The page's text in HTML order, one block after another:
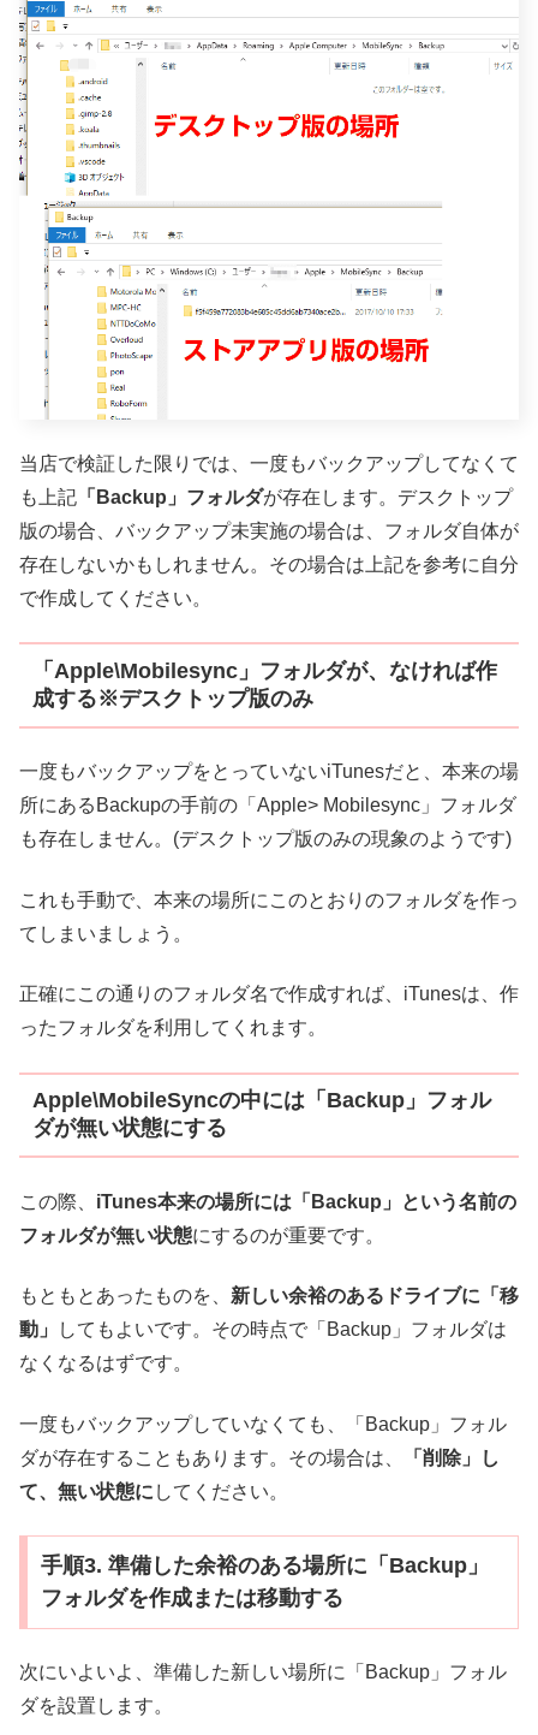
当店で検証した限りでは、一度もバックアップしてなくて
も上記 「Backup」フォルダが存在します。デスクトップ
版の場合、バックアップ未実施の場合は、フォルダ自体が
存在しないかもしれません。その場合は上記を参考に自分
で作成してください。
「Apple\Mobilesync」フォルダが、なければ作
成する※デスクトップ版のみ
一度もバックアップをとっていないiTunesだと、本来の場
所にあるBackupの手前の「Apple> Mobilesync」フォルダ
も存在しません。(デスクトップ版のみの現象のようです)
これも手動で、本来の場所にこのとおりのフォルダを作っ
てしまいましょう。
正確にこの通りのフォルダ名で作成すれば、iTunesは、作
ったフォルダを利用してくれます。
Apple\MobileSyncの中には「Backup」フォル
ダが無い状態にする
この際、 iTunes本来の場所には「Backup」という名前の
フォルダが無い状態にするのが重要です。
もともとあったものを、 新しい余裕のあるドライブに「移
動」
してもよいです。その時点で「Backup」フォルダは
なくなるはずです。
一度もバックアップしていなくても、「Backup」フォル
ダが存在することもあります。その場合は、
「削除」し
て、無い状態に してください。
手順3. 準備した余裕のある場所に「Backup」
フォルダを作成または移動する
次にいよいよ、準備した新しい場所に「Backup」フォル
ダを設置します。